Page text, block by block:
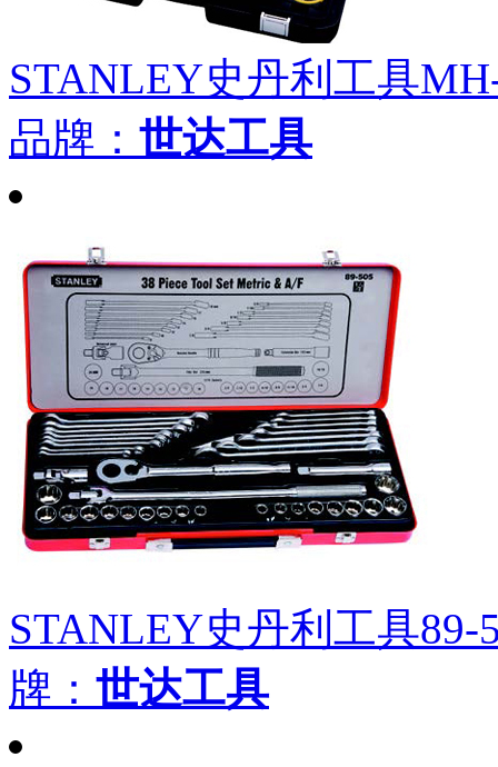
STANLEY史丹利工具
品牌： 世达工具
STANLEY史丹利工具89-
牌： 世达工具